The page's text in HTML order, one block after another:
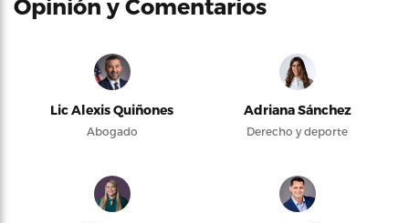
Opinión y Comentarios
Lic Alexis Quiñones
Abogado
Adriana Sánchez
Derecho y deporte